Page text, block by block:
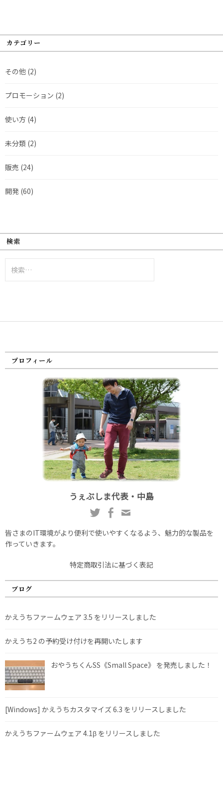
カテゴリー
その他 (2)
プロモーション (2)
使い方 (4)
未分類 (2)
販売 (24)
開発 (60)
検索
索:
プロフィール
うぇぶしま代表・中島
皆さまのIT環境がより便利で使いやすくなるよう、魅力的な製品を
作っていきます。
特定商取引法に基づく表記
ブログ
かえうちファームウェア 3.5 をリリースしました
かえうち2 の予約受け付けを再開いたします
おやうちくんSS《Small Space》 を発売しました！
[Windows] かえうちカスタマイズ 6.3 をリリースしました
かえうちファームウェア 4.1β をリリースしました